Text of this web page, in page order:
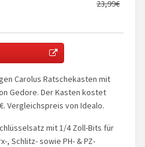
23,99€
Carolus Ratschekasten mit
Gedore. Der Kasten kostet
Vergleichspreis von Idealo.
mit 1/4 Zoll-Bits für
, Schlitz- sowie PH- & PZ-